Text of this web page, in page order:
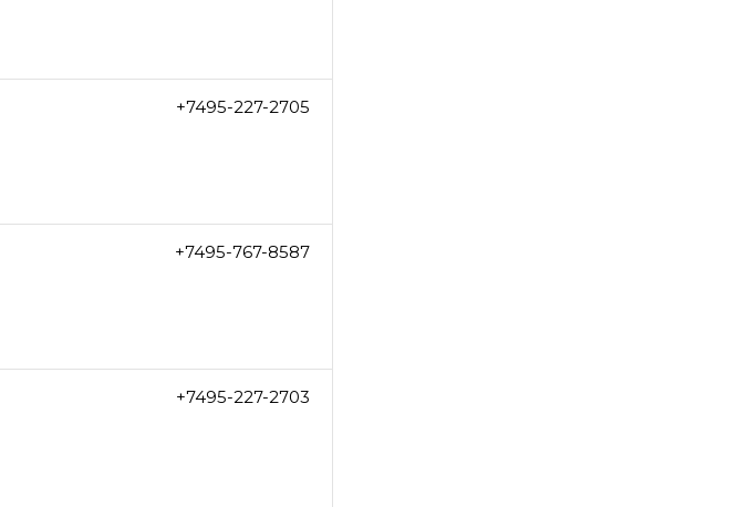
+7495-227-2705
+7495-767-8587
+7495-227-2703